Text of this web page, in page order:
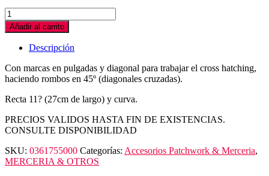
REGLA
ACOLCHADO
BERNINA
quantity
Añadir al carrito
Descripción
Con marcas en pulgadas y diagonal para trabajar el cross hatching,
haciendo rombos en 45º (diagonales cruzadas).
Recta 11? (27cm de largo) y curva.
PRECIOS VALIDOS HASTA FIN DE EXISTENCIAS.
CONSULTE DISPONIBILIDAD
SKU: 0361755000 Categorías: Accesorios Patchwork & Merceria,
MERCERIA & OTROS